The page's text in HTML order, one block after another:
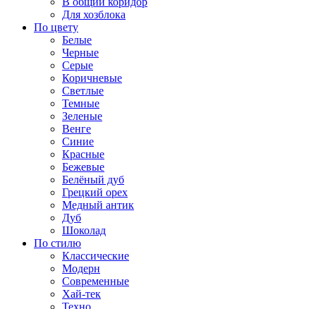
Для хозблока
По цвету
Белые
Черные
Серые
Коричневые
Светлые
Темные
Зеленые
Венге
Синие
Красные
Бежевые
Белёный дуб
Грецкий орех
Медный антик
Дуб
Шоколад
По стилю
Классические
Модерн
Современные
Хай-тек